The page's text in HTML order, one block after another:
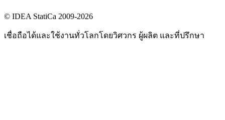
© IDEA StatiCa 2009-2026
เชื่อถือได้และใช้งานทั่วโลกโดยวิศวกร ผู้ผลิต และที่ปรึกษา